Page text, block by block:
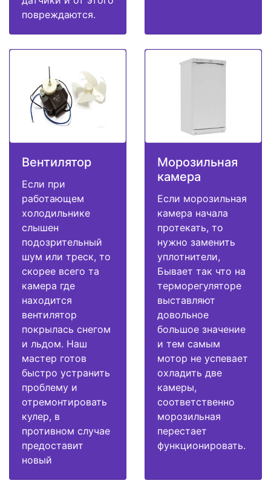
повреждаются.
Вентилятор
Если при
работающем
холодильнике
слышен
подозрительный
шум или треск, то
скорее всего та
камера где
находится
вентилятор
покрылась снегом
и льдом. Наш
мастер готов
быстро устранить
проблему и
отремонтировать
кулер, в
противном случае
предоставит
новый
Морозильная
камера
Если морозильная
камера начала
протекать, то
нужно заменить
уплотнители,
Бывает так что на
терморегуляторе
выставляют
довольное
большое значение
и тем самым
мотор не успевает
охладить две
камеры,
соответственно
морозильная
перестает
функционировать.